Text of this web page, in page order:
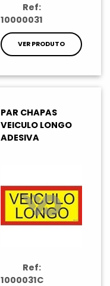
Ref:
10000031
VER PRODUTO
PAR CHAPAS
VEICULO LONGO
ADESIVA
Ref:
1000031C